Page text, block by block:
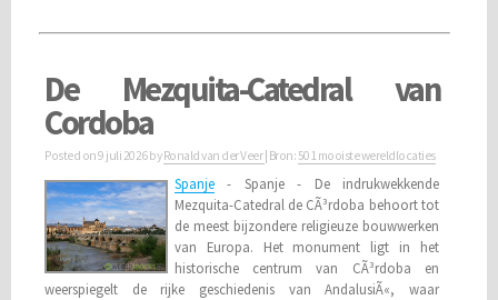
De Mezquita-Catedral van
Cordoba
Posted on9 juli 2026byRonald van der Veer | Bron: 501 mooiste wereldlocaties
Spanje- Spanje - De indrukwekkende
Mezquita-Catedral de CÃ³rdoba behoort tot
de meest bijzondere religieuze bouwwerken
van Europa. Het monument ligt in het
historische centrum van CÃ³rdoba en
weerspiegelt de rijke geschiedenis van AndalusiÃ«, waar